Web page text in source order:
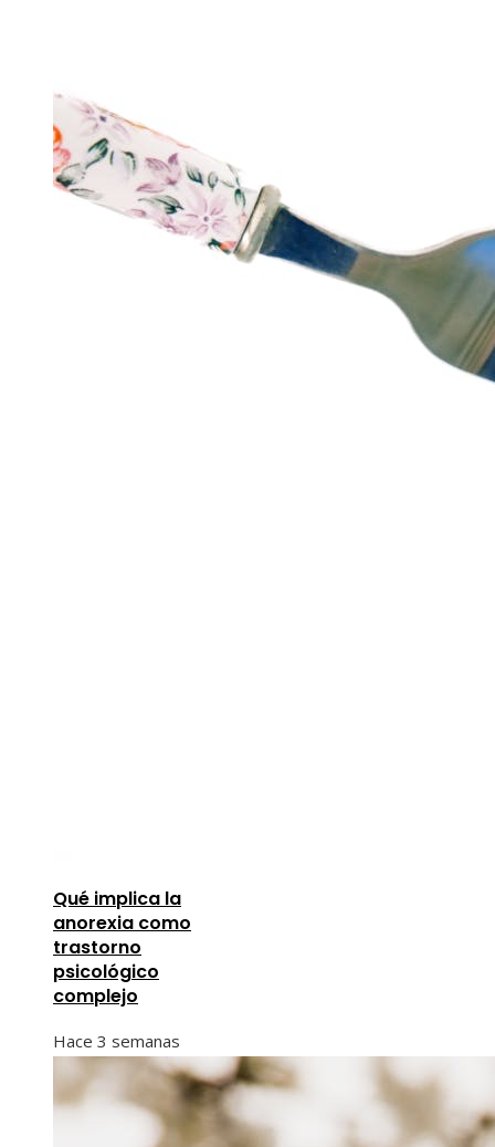
Qué implica la
anorexia como
trastorno
psicológico
complejo
Hace 3 semanas